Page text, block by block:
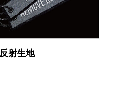
反射生地